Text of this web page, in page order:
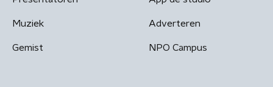
Muziek
Gemist
Adverteren
NPO Campus